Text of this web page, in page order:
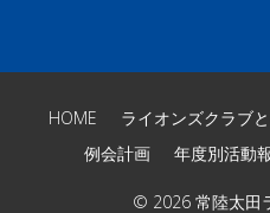
HOME ライオンズクラブ
例会計画
年度別活動
© 2026 常陸太田